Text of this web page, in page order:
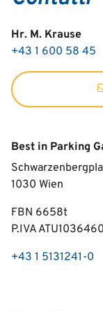
Hr. M. Krause
+43 1 600 58 45
Best in Parking
1030 Wien
FBN 6658t
P.IVA
+43 1 5131241-0